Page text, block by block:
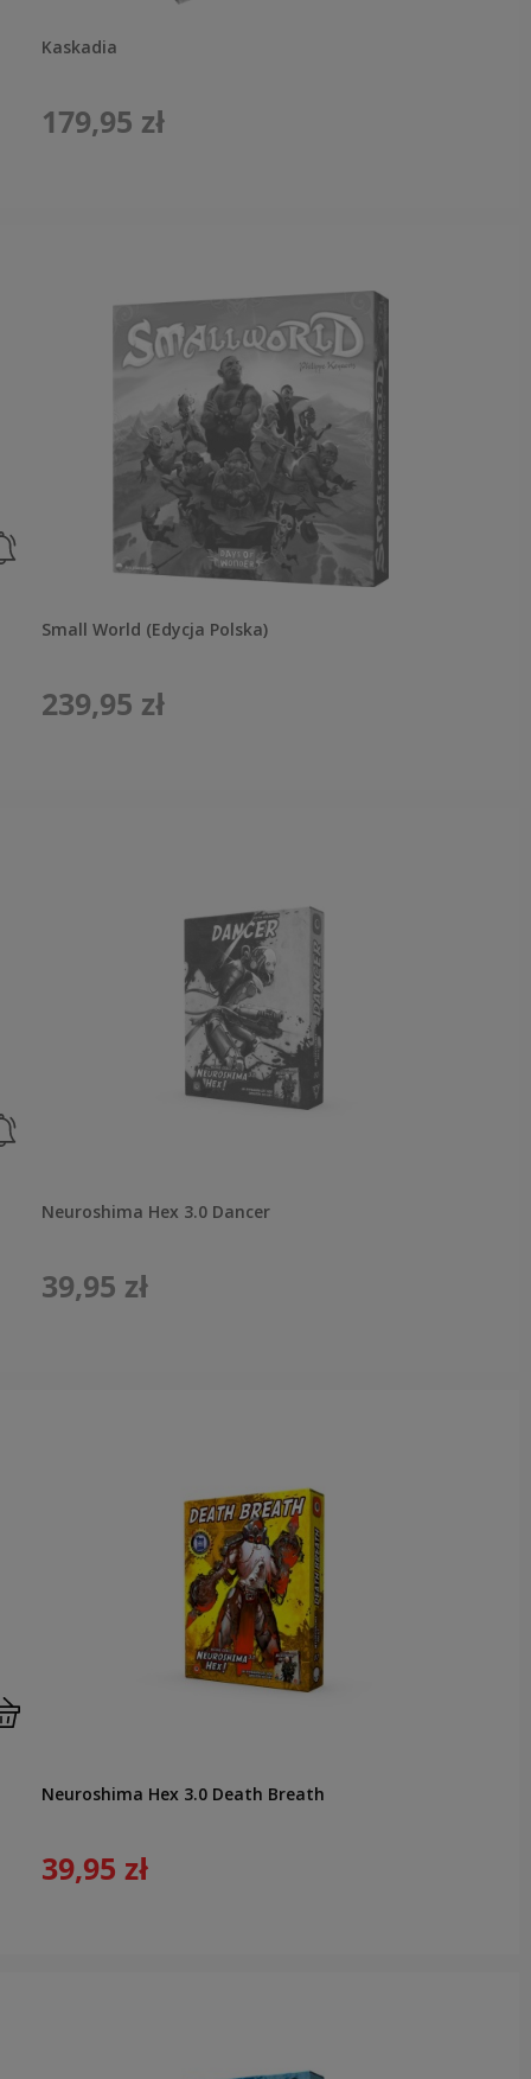
Kaskadia
179,95 zł
Small World (Edycja Polska)
239,95 zł
Neuroshima Hex 3.0 Dancer
39,95 zł
Neuroshima Hex 3.0 Death Breath
39,95 zł